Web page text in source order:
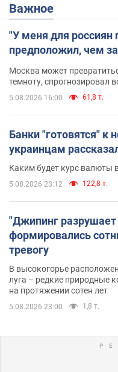
Важное
"У меня для россиян
предположил, чем
Москва может
темноту, спрогнозировал
5.08.2026 16:00 61,8 т.
Банки "готовятся" к
украинцам
Каким будет курс валюты
5.08.2026 23:12 122,8 т.
"Джипинг
формировались
тревогу
В высокогорье
луга – редкие природные
на протяжении сотен лет
5.08.2026 23:00 1,8 т.